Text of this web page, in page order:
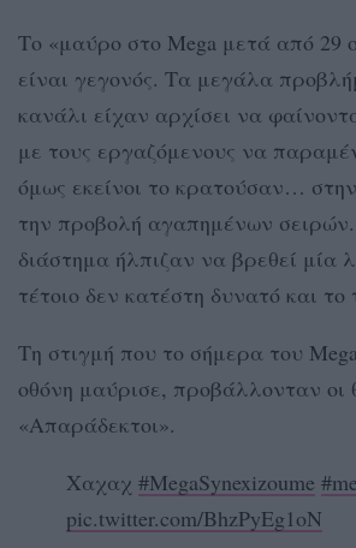
Το «μαύρο στο Mega μετά από 29
είναι γεγονός. Τα μεγάλα
κανάλι είχαν αρχίσει να
με τους εργαζόμενους να
όμως εκείνοι το κρατούσαν…
την προβολή αγαπημένων
διάστημα ήλπιζαν να βρεθεί μία
τέτοιο δεν κατέστη δυνατό και
Τη στιγμή που το σήμερα του
οθόνη μαύρισε, προβάλλονταν οι
«Απαράδεκτοι».
Χαχαχ #MegaSynexizoume
pic.twitter.com/BhzPyEg1oN